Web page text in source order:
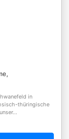
in
thüringische